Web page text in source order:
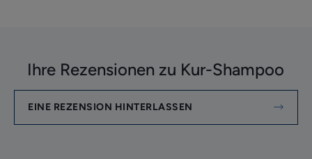
Ihre Rezensionen zu Kur-Shampoo
EINE REZENSION HINTERLASSEN